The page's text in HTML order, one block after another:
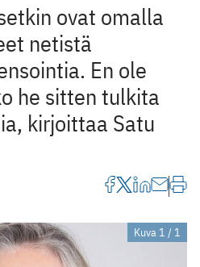
ovat omalla
netistä
En ole
he sitten tulkita
kirjoittaa Satu
Kuva 1 / 1